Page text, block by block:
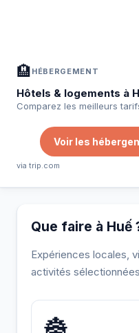
🏨 HÉBERGEMENT
Hôtels & logements à
Comparez les meilleurs
Voir les
via trip.com
Que faire à Huế
Expériences locales,
activités